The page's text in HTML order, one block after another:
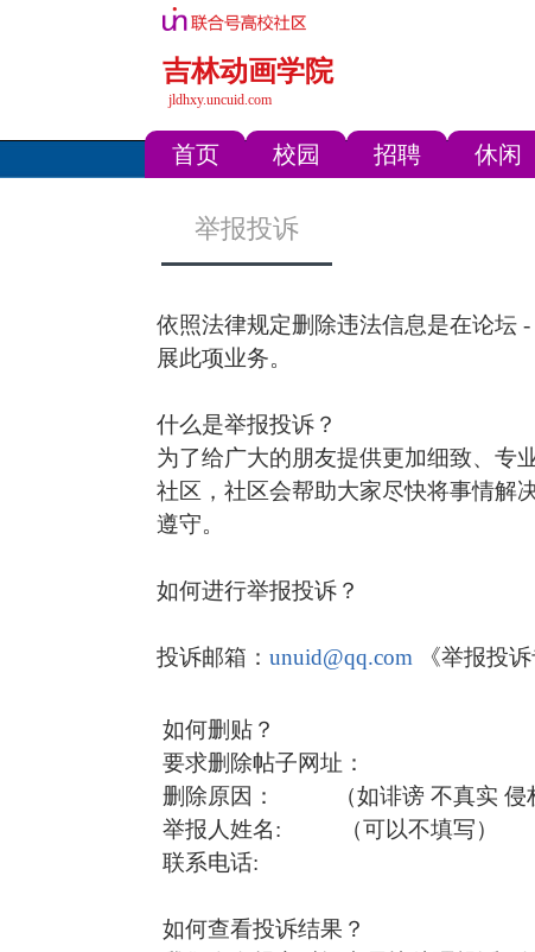
吉林动画学院
jldhxy.uncuid.com
首页 校园 招聘 休闲
举报投诉
依照法律规定删除违法信息是在论坛
展此项业务。
什么是举报投诉？
为了给广大的朋友提供更加细致、专
社区，社区会帮助大家尽快将事情解
遵守。
如何进行举报投诉？
投诉邮箱： unuid@qq.com 《举报投
如何删贴？
要求删除帖子网址：
删除原因： （如诽谤 不真实 侵权
举报人姓名: （可以不填写）
联系电话:
如何查看投诉结果？